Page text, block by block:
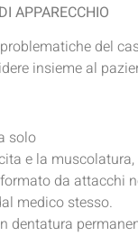
APPARECCHIO
del
insieme al
solo
e la
da attacchi
medico stesso.
dentatura